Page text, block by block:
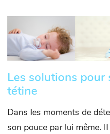
Les solutions pour
tétine
Dans les moments de
son pouce par lui même.